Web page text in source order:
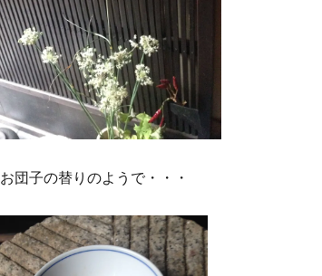
お団子の替りのようで・・・